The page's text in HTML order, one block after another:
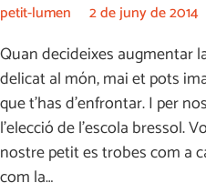
petit-lumen 2 de juny de 2014
Quan decideixes augmentar
delicat al món, mai et pots
que t’has d’enfrontar. I per
l’elecció de l’escola bressol.
nostre petit es trobes com a
com la…